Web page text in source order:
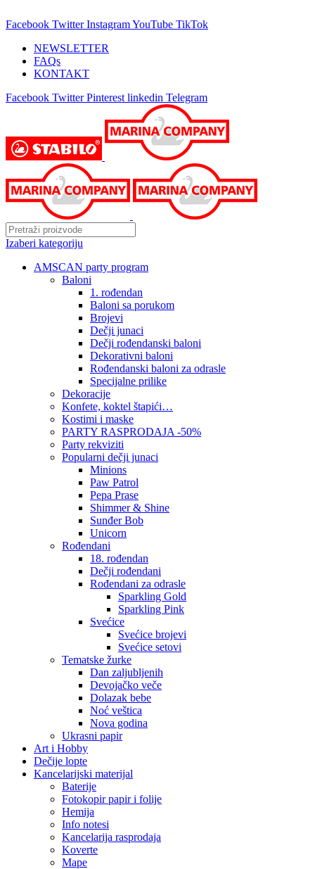
Facebook Twitter InstagramYouTube TikTok
NEWSLETTER
FAQs
KONTAKT
Facebook Twitter Pinterest linkedin Telegram
Izaberi kategoriju
AMSCAN party program
Baloni
1. rođendan
Baloni sa porukom
Brojevi
Dečji junaci
Dečji rođendanski baloni
Dekorativni baloni
Rođendanski baloni za odrasle
Specijalne prilike
Dekoracije
Konfete, koktel štapići…
Kostimi i maske
PARTY RASPRODAJA -50%
Party rekviziti
Popularni dečji junaci
Minions
Paw Patrol
Pepa Prase
Shimmer & Shine
Sunđer Bob
Unicorn
Rođendani
18. rođendan
Dečji rođendani
Rođendani za odrasle
Sparkling Gold
Sparkling Pink
Svećice
Svećice brojevi
Svećice setovi
Tematske žurke
Dan zaljubljenih
Devojačko veče
Dolazak bebe
Noć veštica
Nova godina
Ukrasni papir
Art i Hobby
Dečije lopte
Kancelarijski materijal
Baterije
Fotokopir papir i folije
Hemija
Info notesi
Kancelarija rasprodaja
Koverte
Mape